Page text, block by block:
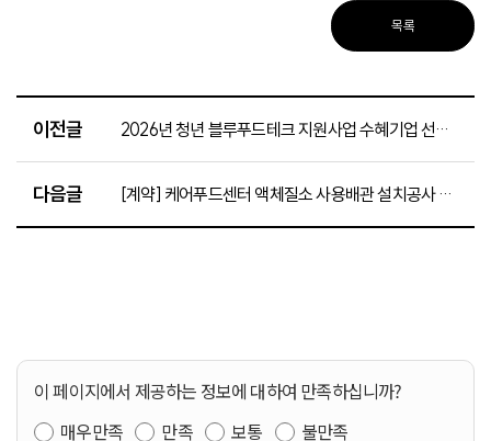
목록
이전글 2026년 청년 블루푸드테크 지원사업 수혜기업 선정 결과 (접수번호)
다음글 [계약] 케어푸드센터 액체질소 사용배관 설치공사 입찰 공고(~6.5.)
이 페이지에서 제공하는 정보에 대하여 만족하십니까?
매우만족
만족 보통
불만족